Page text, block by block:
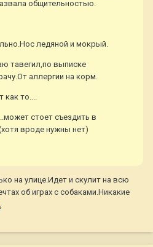
общительностью.
ледяной и мокрый.
тавегил,по выписке
аллергии на корм.
как то....
стоет съездить в
вроде нужны нет)
на улице.Идет и скулит на всю
об играх с собаками.Никакие